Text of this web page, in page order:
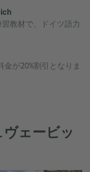
教材で、ドイツ語力
が20%割引となりま
ェービッ